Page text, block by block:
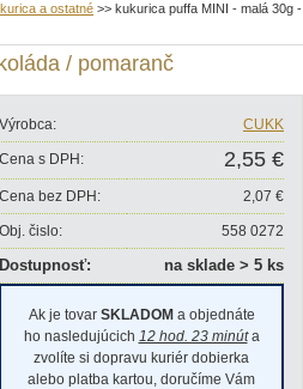
a ostatné >> kukurica puffa MINI - malá 30g -
/ pomaranč
Výrobca: CUKK
Cena s DPH: 2,55 €
Cena bez DPH: 2,07 €
Obj. čislo: 558 0272
Dostupnosť: na sklade > 5 ks
Ak je tovar SKLADOM a objednáte
ho nasledujúcich 12 hod. 23 minúta
zvolíte si dopravu kuriér dobierka
alebo platba kartou, doručíme Vám